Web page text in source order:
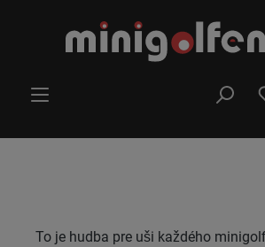
Preskočiť na hlavný obsah
To je hudba pre uši každého